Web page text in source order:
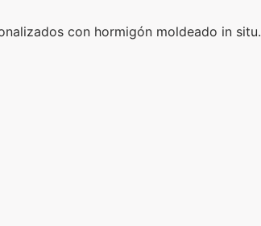
con hormigón moldeado in situ.